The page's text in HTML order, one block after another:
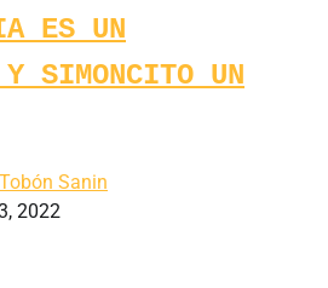
ES UN
SIMONCITO UN
Sanin
2022